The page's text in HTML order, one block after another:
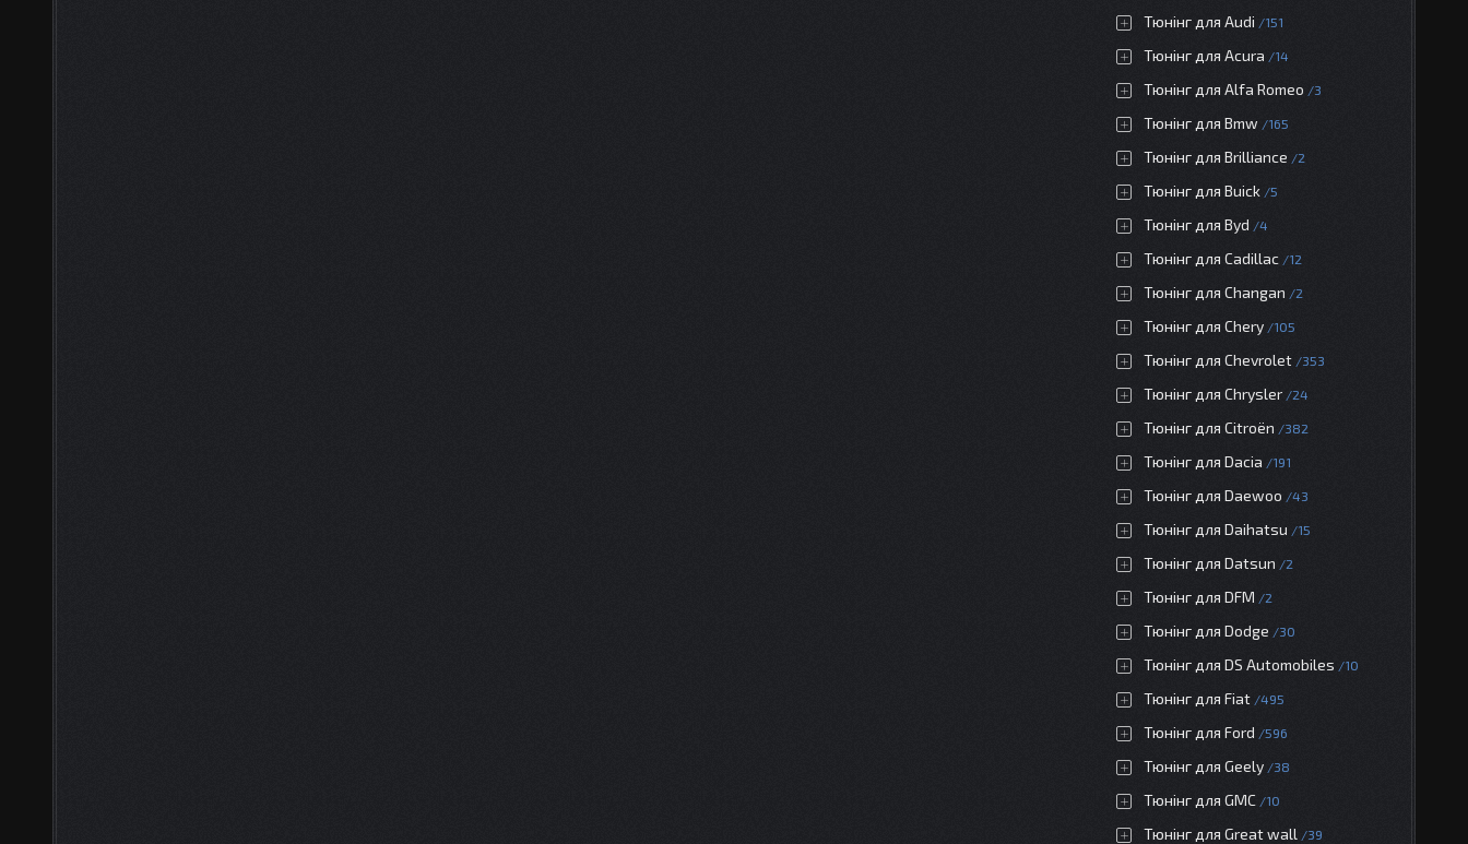
Тюнінг для Audi 151
Тюнінг для Acura 14
Тюнінг для Alfa Romeo 3
Тюнінг для Bmw 165
Тюнінг для Brilliance 2
Тюнінг для Buick 5
Тюнінг для Byd 4
Тюнінг для Cadillac 12
Тюнінг для Changan 2
Тюнінг для Chery 105
Тюнінг для Chevrolet 353
Тюнінг для Chrysler 24
Тюнінг для Citroën 382
Тюнінг для Dacia 191
Тюнінг для Daewoo 43
Тюнінг для Daihatsu 15
Тюнінг для Datsun 2
Тюнінг для DFM 2
Тюнінг для Dodge 30
Тюнінг для DS Automobiles 10
Тюнінг для Fiat 495
Тюнінг для Ford 596
Тюнінг для Geely 38
Тюнінг для GMC 10
Тюнінг для Great wall 39